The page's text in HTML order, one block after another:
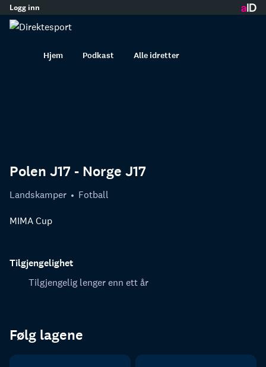
innhold
Logg inn
Hjem Podkast Alle idretter
Polen J17 - Norge J17
Landskamper Fotball
MIMA Cup
Tilgjengelighet
Tilgjengelig lenger enn ett år
Følg lagene